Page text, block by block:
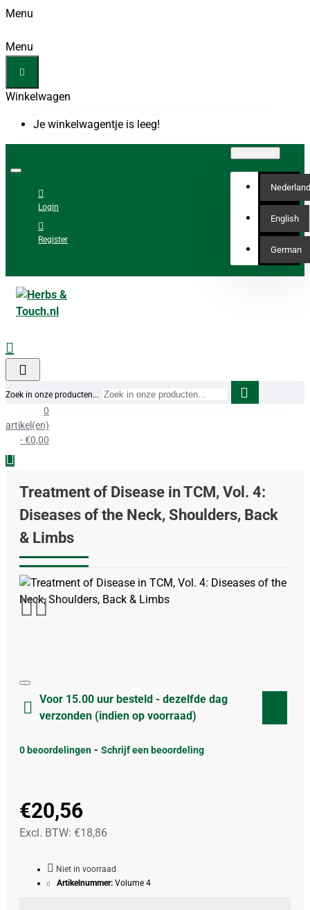
Menu
Menu
Winkelwagen
Je winkelwagentje is leeg!
Login
Register
English
German
Zoek in onze producten...
0
artikel(en)
- €0,00
Treatment of Disease in TCM, Vol. 4:
Diseases of the Neck, Shoulders, Back
& Limbs
Voor 15.00 uur besteld - dezelfde dag
verzonden (indien op voorraad)
0 beoordelingen - Schrijf een beoordeling
€20,56
Excl. BTW: €18,86
Niet in voorraad
Artikelnummer: Volume 4